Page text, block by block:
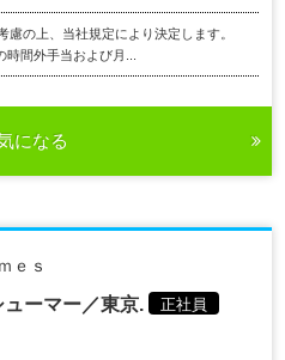
慮の上、当社規定により決定します。
時間外手当および月...
になる
ｅｓ
ーマー／東京. 正社員